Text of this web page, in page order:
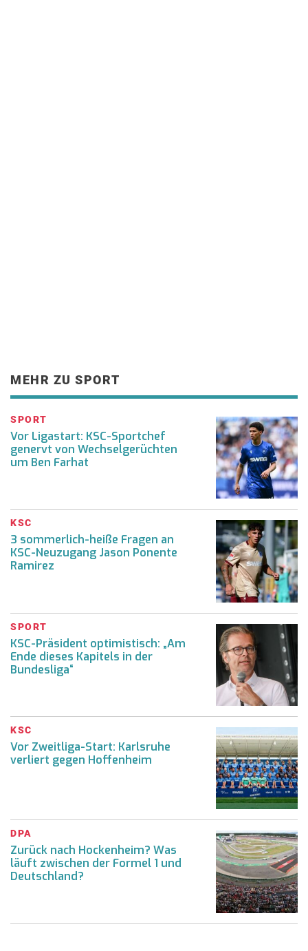
MEHR ZU SPORT
SPORT
Vor Ligastart: KSC-Sportchef
genervt von Wechselgerüchten
um Ben Farhat
KSC
3 sommerlich-heiße Fragen an
KSC-Neuzugang Jason Ponente
Ramirez
SPORT
KSC-Präsident optimistisch: „Am
Ende dieses Kapitels in der
Bundesliga“
KSC
Vor Zweitliga-Start: Karlsruhe
verliert gegen Hoffenheim
DPA
Zurück nach Hockenheim? Was
läuft zwischen der Formel 1 und
Deutschland?